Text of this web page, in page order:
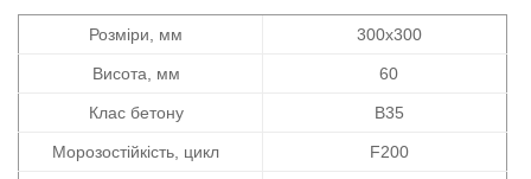
Розміри, мм 300х300
Висота, мм 60
Клас бетону В35
Морозостійкість, цикл F200